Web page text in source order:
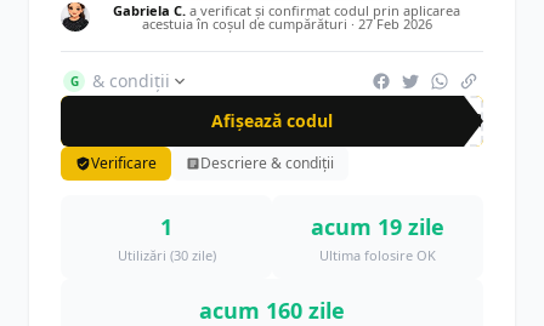
Gabriela C. a verificat și confirmat codul prin aplicarea
acestuia în coșul de cumpărături · 27 Feb 2026
G
& condiții
Afișează codul
DAR
Verificare Descriere & condiții
1
Utilizări (30 zile)
acum 19 zile
Ultima folosire OK
acum 160 zile